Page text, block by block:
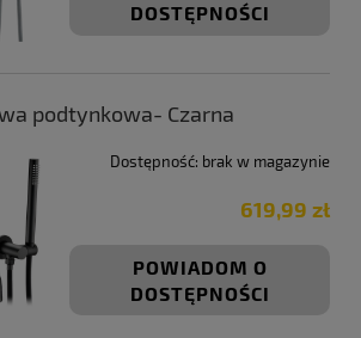
DOSTĘPNOŚCI
podtynkowa- Czarna
Dostępność: brak w magazynie
619,99 zł
POWIADOM O
DOSTĘPNOŚCI